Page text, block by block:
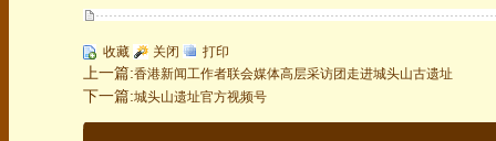
收藏 关闭 打印
上一篇:香港新闻工作者联会媒体高层采访团走进城头山古遗址
下一篇:城头山遗址官方视频号